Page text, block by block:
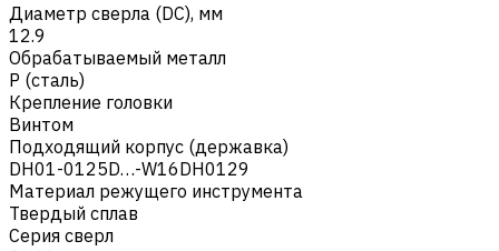
Диаметр сверла (DC), мм
12.9
Обрабатываемый металл
Р (сталь)
Крепление головки
Винтом
Подходящий корпус (державка)
DH01-0125D…-W16DH0129
Материал режущего инструмента
Твердый сплав
Серия сверл